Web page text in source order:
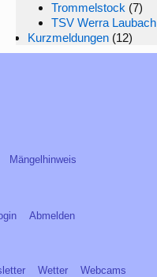
Trommelstock (7)
TSV Werra Laubach
Kurzmeldungen (12)
Mängelhinweis
Abmelden
Wetter Webcams